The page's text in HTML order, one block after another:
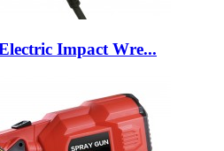
Impact Wre...